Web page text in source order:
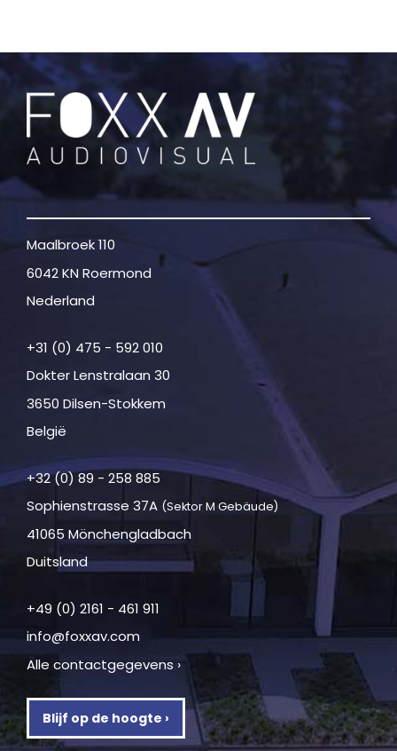
Maalbroek 110
6042 KN Roermond
Nederland
+31 (0) 475 - 592 010
Dokter Lenstralaan 30
3650 Dilsen-Stokkem
België
+32 (0) 89 - 258 885
Sophienstrasse 37A (Sektor M Gebäude)
41065 Mönchengladbach
Duitsland
+49 (0) 2161 - 461 911
info@foxxav.com
Alle contactgegevens ›
Blijf op de hoogte ›